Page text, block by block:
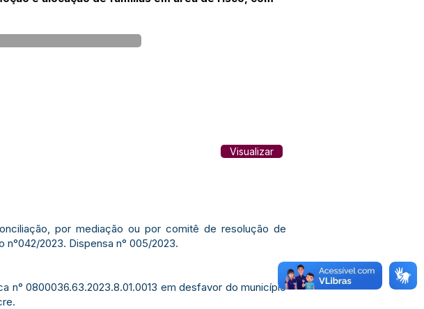
Visualizar
por mediação ou por comitê de resolução de
2023. Dispensa n° 005/2023.
n° 0800036.63.2023.8.01.0013 em desfavor do município